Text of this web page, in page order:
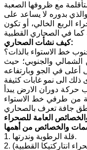
النباتي والذي بدوره لا يساعد على
الربع الخالي، أو تكون
كيف نشأت الصحاري:
الشمالي والجنوبي؛ حيث
في الجو وبارتفاعه
ذلك الى نمو غابات كثيفة
البخار تتجه حركته نحو القطبين، وفي منطقة خط عرض 25 درجة وبسبب حركة دوران الارض يبدأ
من طرفي خط الاستواء
1. قلة الرطوبة وندرتها.